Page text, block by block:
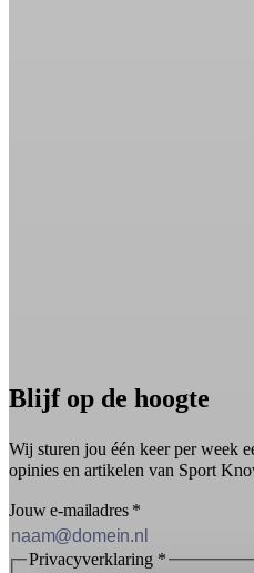
Blijf op de hoogte
Wij sturen jou één keer per week
opinies en artikelen van Sport
Jouw e-mailadres *
Privacyverklaring *